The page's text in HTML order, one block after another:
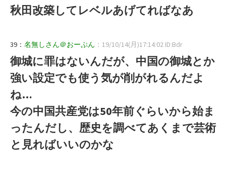
秋田改築してレベルあげてればなあ
39： 名無しさん＠おーぷん ：19/10/14(月)17:14:02 ID:Bdr
御城に罪はないんだが、中国の御城とか
強い設定でも使う気が削がれるんだよ
ね…
今の中国共産党は50年前ぐらいから始ま
ったんだし、歴史を調べてあくまで芸術
と見ればいいのかな